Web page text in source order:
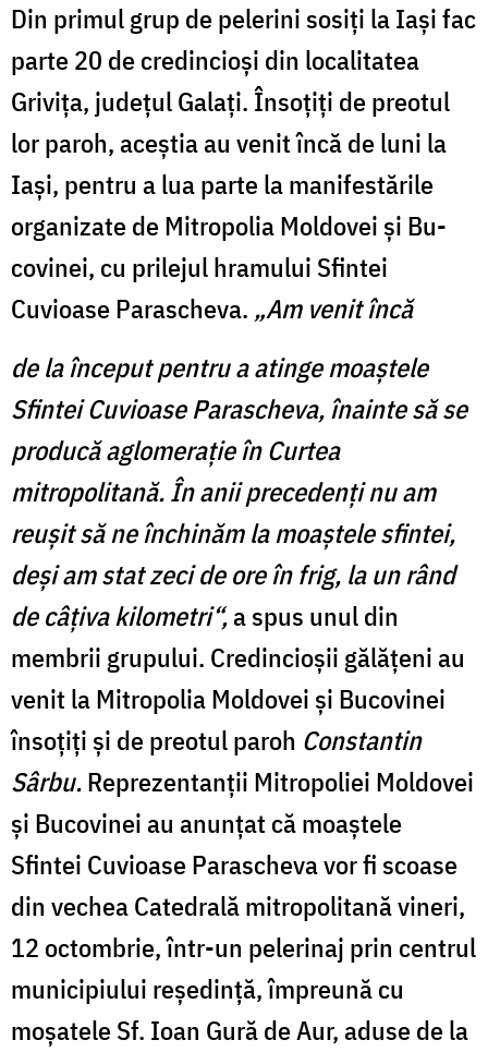
Din primul grup de pele­rini sosiţi la Iaşi fac
parte 20 de credincioşi din localitatea
Griviţa, judeţul Galaţi. Însoţiţi de preotul
lor paroh, aceştia au venit încă de luni la
Iaşi, pentru a lua parte la manifestările
organizate de Mitropolia Moldovei şi Bu­
covinei, cu prilejul hramu­lui Sfintei
Cuvioase Parascheva. „Am venit încă
de la început pentru a atinge moaştele
Sfintei Cuvi­oase Parascheva, înainte să se
producă aglomeraţie în Curtea
mitropolitană. În anii precedenţi nu am
reuşit să ne închinăm la moaştele sfintei,
deşi am stat zeci de ore în frig, la un rând
de câţiva kilometri“,a spus unul din
membrii grupului. Credincioşii gălăţeni au
venit la Mitropolia Moldo­vei şi Bucovinei
însoţiţi şi de preotul paroh Constantin
Sârbu.Reprezentanţii Mi­tropoliei Moldovei
şi Buco­vinei au anunţat că moaştele
Sfintei Cuvioase Parascheva vor fi scoase
din ve­chea Catedrală mitropolita­nă vineri,
12 octombrie, într-un pelerinaj prin cen­trul
municipiului reşedinţă, împreună cu
moşatele Sf. Ioan Gură de Aur, aduse de la